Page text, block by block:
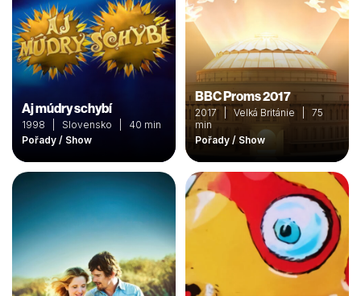
Aj múdry schybí
1998 | Slovensko | 40 min
Pořady / Show
BBC Proms 2017
2017 | Velká Británie | 75
min
Pořady / Show